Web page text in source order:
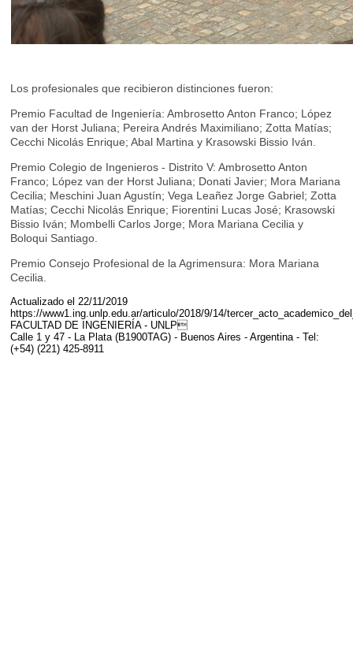
Los profesionales que recibieron distinciones fueron:
Premio Facultad de Ingeniería: Ambrosetto Anton Franco; López
van der Horst Juliana; Pereira Andrés Maximiliano; Zotta Matías;
Cecchi Nicolás Enrique; Abal Martina y Krasowski Bissio Iván.
Premio Colegio de Ingenieros - Distrito V: Ambrosetto Anton
Franco; López van der Horst Juliana; Donati Javier; Mora Mariana
Cecilia; Meschini Juan Agustín; Vega Leañez Jorge Gabriel; Zotta
Matías; Cecchi Nicolás Enrique; Fiorentini Lucas José; Krasowski
Bissio Iván; Mombelli Carlos Jorge; Mora Mariana Cecilia y
Boloqui Santiago.
Premio Consejo Profesional de la Agrimensura: Mora Mariana
Cecilia.
Actualizado el 22/11/2019
https://www1.ing.unlp.edu.ar/articulo/2018/9/14/
FACULTAD DE INGENIERÍA - UNLP
Calle 1 y 47 - La Plata (B1900TAG) - Buenos Aires - Argentina - Tel:
(+54) (221) 425-8911